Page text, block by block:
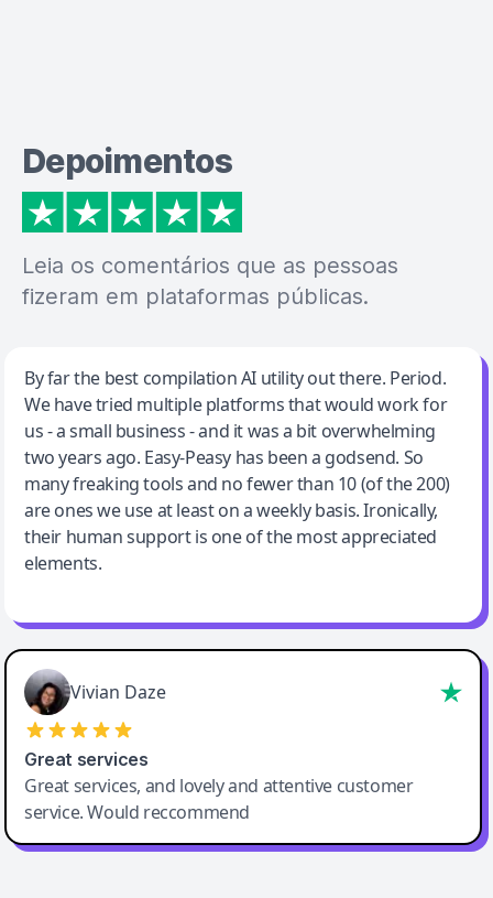
Depoimentos
Leia os comentários que as pessoas
fizeram em plataformas públicas.
Jeff Wilson
By far the best compilation AI utility
By far the best compilation AI utility out there. Period.
We have tried multiple platforms that would work for
us - a small business - and it was a bit overwhelming
two years ago. Easy-Peasy has been a godsend. So
many freaking tools and no fewer than 10 (of the 200)
are ones we use at least on a weekly basis. Ironically,
their human support is one of the most appreciated
elements.
Vivian Daze
Great services
Great services, and lovely and attentive customer
service. Would reccommend